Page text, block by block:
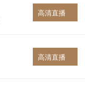
高清直播
高清直播